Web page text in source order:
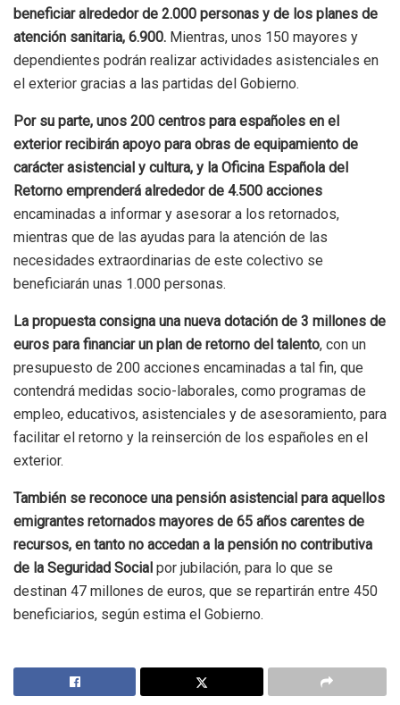
beneficiar alrededor de 2.000 personas y de los planes de
atención sanitaria, 6.900. Mientras, unos 150 mayores y
dependientes podrán realizar actividades asistenciales en
el exterior gracias a las partidas del Gobierno.
Por su parte, unos 200 centros para españoles en el
exterior recibirán apoyo para obras de equipamiento de
carácter asistencial y cultura, y la Oficina Española del
Retorno emprenderá alrededor de 4.500 acciones
encaminadas a informar y asesorar a los retornados,
mientras que de las ayudas para la atención de las
necesidades extraordinarias de este colectivo se
beneficiarán unas 1.000 personas.
La propuesta consigna una nueva dotación de 3 millones de
euros para financiar un plan de retorno del talento, con un
presupuesto de 200 acciones encaminadas a tal fin, que
contendrá medidas socio-laborales, como programas de
empleo, educativos, asistenciales y de asesoramiento, para
facilitar el retorno y la reinserción de los españoles en el
exterior.
También se reconoce una pensión asistencial para aquellos
emigrantes retornados mayores de 65 años carentes de
recursos, en tanto no accedan a la pensión no contributiva
de la Seguridad Social por jubilación, para lo que se
destinan 47 millones de euros, que se repartirán entre 450
beneficiarios, según estima el Gobierno.